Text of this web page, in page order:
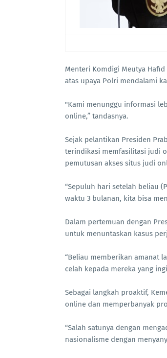
Menteri Komdigi Meutya
atas upaya Polri mendalami
"Kami menunggu informasi
online,” tandasnya.
Sejak pelantikan Presiden
terindikasi memfasilitasi judi
pemutusan akses situs judi
“Sepuluh hari setelah beliau
waktu 3 bulanan, kita bisa
Dalam pertemuan dengan
untuk menuntaskan kasus
“Beliau memberikan amanat
celah kepada mereka yang
Sebagai langkah proaktif,
online dan memperbanyak
“Salah satunya dengan
nasionalisme dengan